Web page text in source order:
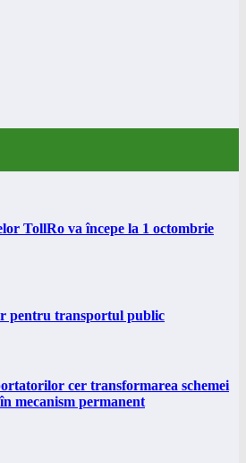
TollRo va începe la 1 octombrie
pentru transportul public
cer transformarea schemei
mecanism permanent